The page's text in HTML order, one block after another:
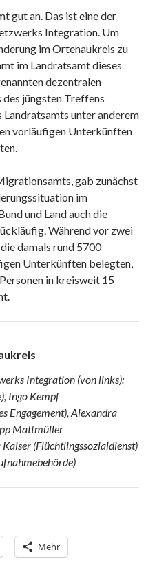
gut an. Das ist eine der
Integration. Um
im Ortenaukreis zu
im Landratsamt dieses
dezentralen
jüngsten Treffens
unter anderem
vorläufigen Unterkünften
gab zunächst
im
und Land auch die
Während vor zwei
damals rund 5700
Unterkünften belegten,
in kreisweit 15
Integration (von links):
Ingo Kempf
Engagement), Alexandra
Mattmüller
(Flüchtlingssozialdienst)
Mehr